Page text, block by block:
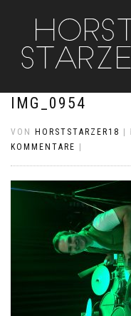
IMG_0954
VON HORSTSTARZER18
KOMMENTARE